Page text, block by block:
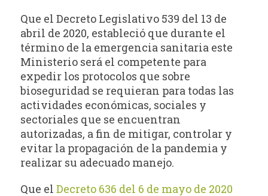
Que el Decreto Legislativo 539 del 13 de
abril de 2020, estableció que durante el
término de la emergencia sanitaria este
Ministerio será el competente para
expedir los protocolos que sobre
bioseguridad se requieran para todas las
actividades económicas, sociales y
sectoriales que se encuentran
autorizadas, a fin de mitigar, controlar y
evitar la propagación de la pandemia y
realizar su adecuado manejo.
Que elDecreto 636 del 6 de mayo de 2020